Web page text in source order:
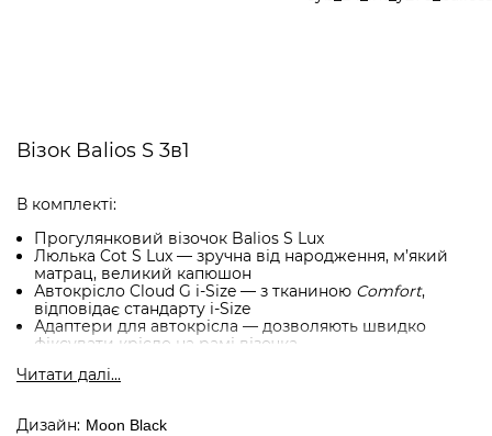
Візок Balios S 3в1
В комплекті:
Прогулянковий візочок Balios S Lux
Люлька Cot S Lux — зручна від народження, м’який
матрац, великий капюшон
Автокрісло Cloud G i-Size — з тканиною Comfort,
відповідає стандарту i-Size
Адаптери для автокрісла — дозволяють швидко
фіксувати крісло на рамі візочка
перших днів життя до ~4 років. Поєднує стиль, комфорт
Читати далi...
Дизайн Moon Black